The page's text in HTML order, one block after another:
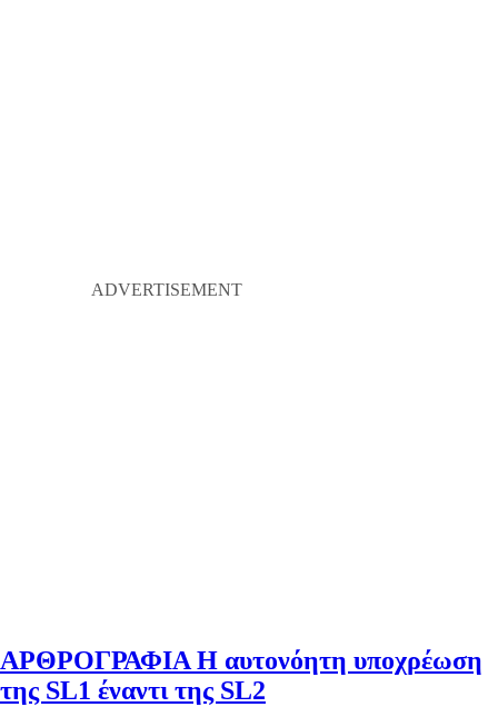
ΑΡΘΡΟΓΡΑΦΙΑ Η αυτονόητη υποχρέωση
της SL1 έναντι της SL2